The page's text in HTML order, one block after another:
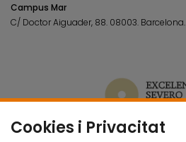
Cookies i Privacitat
Campus Mar
C/ Doctor Aiguader, 88. 08003. Barcelona.